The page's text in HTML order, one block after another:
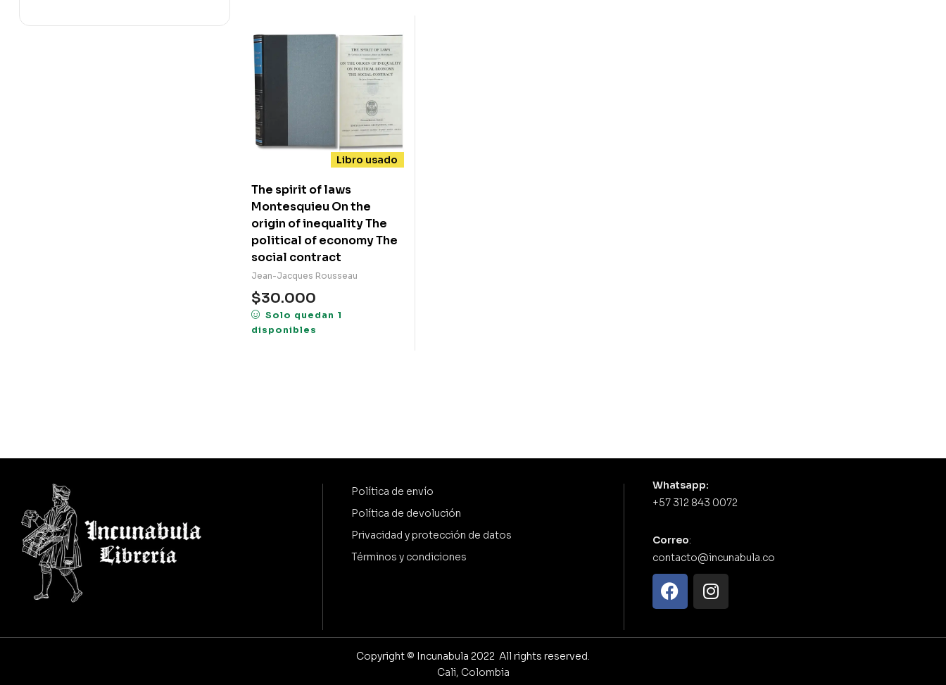
Libro usado
The spirit of laws
Montesquieu On the
origin of inequality The
political of economy The
social contract
Jean-Jacques Rousseau
$30.000
Solo quedan 1
disponibles
Política de envío
Política de devolución
Privacidad y protección de datos
Términos y condiciones
Whatsapp:
+57 312 843 0072
Correo:
contacto@incunabula.co
Copyright © Incunabula 2022 All rights reserved.
Cali, Colombia